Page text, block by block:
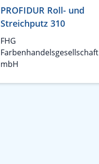
PROFIDUR Roll- und
Streichputz 310
FHG
Farbenhandelsgesellschaft
mbH